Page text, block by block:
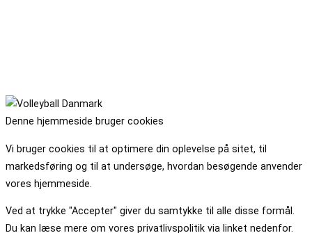
Denne hjemmeside bruger cookies
Vi bruger cookies til at optimere din oplevelse på sitet, til
markedsføring og til at undersøge, hvordan besøgende anvender
vores hjemmeside.
Ved at trykke "Accepter" giver du samtykke til alle disse formål.
Du kan læse mere om vores privatlivspolitik via linket nedenfor.